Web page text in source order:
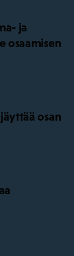
ja
osaamisen
osan